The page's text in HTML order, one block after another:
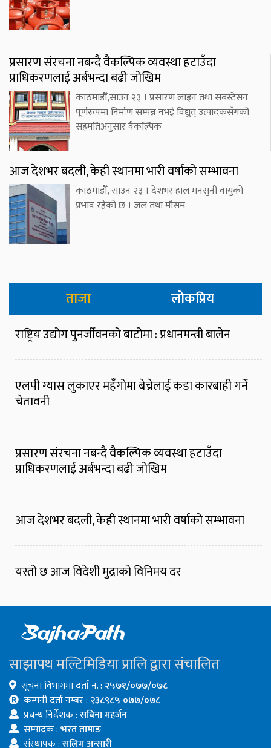
प्रसारण संरचना नबन्दै वैकल्पिक व्यवस्था हटाउँदा
प्राधिकरणलाई अर्बभन्दा बढी जोखिम
काठमाडौँ,साउन २३ । प्रसारण लाइन तथा सबस्टेसन
पूर्णरूपमा निर्माण सम्पन्न नभई विद्युत् उत्पादकसँगको
सहमतिअनुसार वैकल्पिक
आज देशभर बदली, केही स्थानमा भारी वर्षाको सम्भावना
काठमाडौँ, साउन २३ । देशभर हाल मनसुनी वायुको
प्रभाव रहेको छ । जल तथा मौसम
ताजा लोकप्रिय
राष्ट्रिय उद्योग पुनर्जीवनको बाटोमा : प्रधानमन्त्री बालेन
एलपी ग्यास लुकाएर महँगोमा बेच्नेलाई कडा कारबाही गर्ने
चेतावनी
प्रसारण संरचना नबन्दै वैकल्पिक व्यवस्था हटाउँदा
प्राधिकरणलाई अर्बभन्दा बढी जोखिम
आज देशभर बदली, केही स्थानमा भारी वर्षाको सम्भावना
यस्तो छ आज विदेशी मुद्राको विनिमय दर
साझापथ मल्टिमिडिया प्रालि द्वारा संचालित
सूचना विभागमा दर्ता नं. : २५७१/०७७/०७८
कम्पनी दर्ता नम्बर : २३८९८५ ०७७/०७८
प्रबन्ध निर्देशक :सबिना महर्जन
सम्पादक :भरत तामाङ
संस्थापक :सलिम अन्सारी